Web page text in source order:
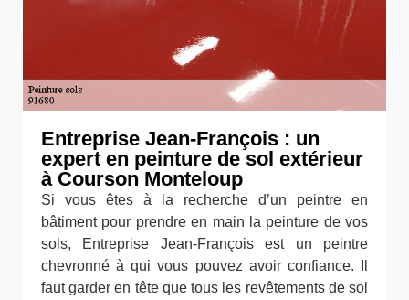
Entreprise Jean-François : un
expert en peinture de sol extérieur
à Courson Monteloup
Si vous êtes à la recherche d’un peintre en
bâtiment pour prendre en main la peinture de vos
sols, Entreprise Jean-François est un peintre
chevronné à qui vous pouvez avoir confiance. Il
faut garder en tête que tous les revêtements de sol